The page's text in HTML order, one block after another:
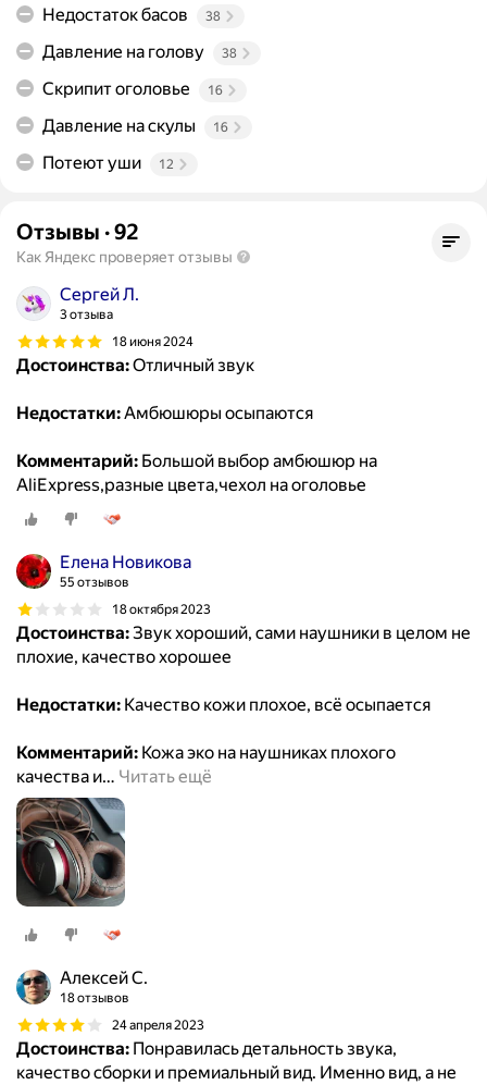
Недостаток басов 38
Давление на голову 38
Скрипит оголовье 16
Давление на скулы 16
Потеют уши 12
Отзывы ·92
Как Яндекс проверяет отзывы
Сергей Л.
3 отзыва
18 июня 2024
Достоинства:Отличный звук
Недостатки:Амбюшюры осыпаются
Комментарий: Большой выбор амбюшюр на
AliExpress,разные цвета,чехол на оголовье
Елена Новикова
55 отзывов
18 октября 2023
Достоинства:Звук хороший, сами наушники в целом не
плохие, качество хорошее
Недостатки: Качество кожи плохое, всё осыпается
Комментарий: Кожа эко на наушниках плохого
качества и… Читать ещё
Алексей С.
18 отзывов
24 апреля 2023
Достоинства: Понравилась детальность звука,
качество сборки и премиальный вид. Именно вид, а не